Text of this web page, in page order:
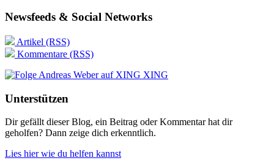
Newsfeeds & Social Networks
Artikel (RSS)
Kommentare (RSS)
XING
Unterstützen
Dir gefällt dieser Blog, ein Beitrag oder Kommentar hat dir
geholfen? Dann zeige dich erkenntlich.
Lies hier wie du helfen kannst